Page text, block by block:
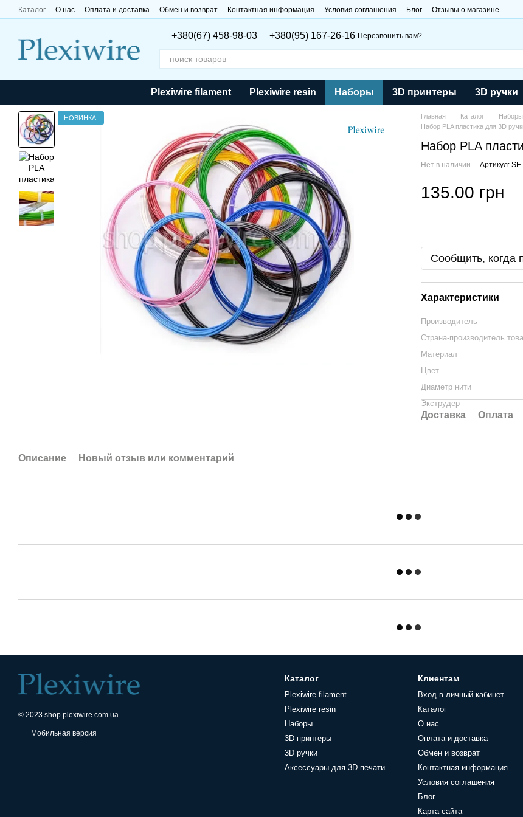
Перейти к основному контенту
Каталог О нас Оплата и доставка Обмен и возврат Контактная информация Условия соглашения Блог Отзывы о магазине
+380(67) 458-98-03 +380(95) 167-26-16 Перезвонить вам?
Plexiwire filament Plexiwire resin Наборы 3D принтеры 3D ручки
НОВИНКА Главная Каталог Наборы
Набор PLA пластика для 3D
Набор PLA
Нет в наличии Артикул:
135.00 грн
Сообщить, когда
Характеристики
Производитель
Страна-производитель
Материал
Цвет
Диаметр нити
Экструдер
Доставка Оплата
Описание Новый отзыв или комментарий
© 2023 shop.plexiwire.com.ua
Мобильная версия
Каталог
Plexiwire filament
Plexiwire resin
Наборы
3D принтеры
3D ручки
Аксессуары для 3D печати
Клиентам
Вход в личный кабинет
Каталог
О нас
Оплата и доставка
Обмен и возврат
Контактная информация
Условия соглашения
Блог
Карта сайта